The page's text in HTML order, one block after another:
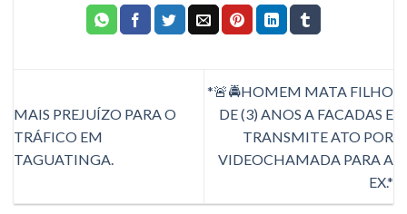
MAIS PREJUÍZO PARA O
TRÁFICO EM
TAGUATINGA.
*🚨🚔HOMEM MATA FILHO
DE (3) ANOS A FACADAS E
TRANSMITE ATO POR
VIDEOCHAMADA PARA A
EX.*